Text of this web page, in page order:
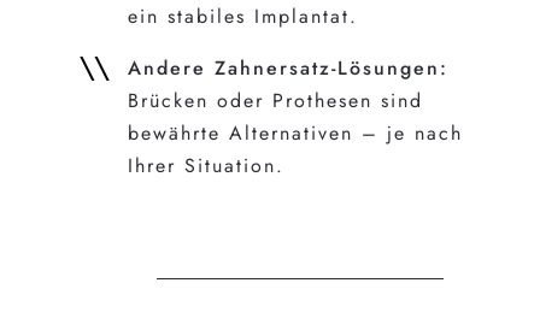
ein stabiles Implantat.
Andere Zahnersatz-Lösungen:
Brücken oder Prothesen sind
bewährte Alternativen – je nach
Ihrer Situation.